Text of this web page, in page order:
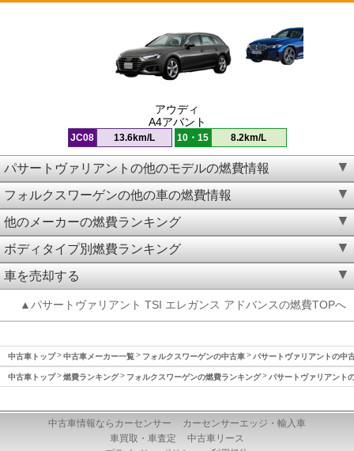
アウディ
A4アバント
JC08 13.6km/L 10・15 8.2km/L
パサートヴァリアントの他のモデルの燃費情報
フォルクスワーゲンの他の車の燃費情報
他のメーカーの燃費ランキング
ボディタイプ別燃費ランキング
車を売却する
▲パサートヴァリアント TSI エレガンス アドバンスの燃費TOPへ
中古車トップ 中古車メーカー一覧 フォルクスワーゲンの中古車 パサートヴァリアントの中
中古車トップ 燃費ランキング フォルクスワーゲンの燃費ランキング パサートヴァリアント
中古車情報ならカーセンサー
カーセンサーエッジ・輸入車
車買取・車査定
中古車リース